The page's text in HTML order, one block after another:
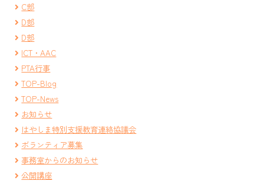
C部
D部
D部
ICT・AAC
PTA行事
TOP-Blog
TOP-News
お知らせ
はやしま特別支援教育連絡協議会
ボランティア募集
事務室からのお知らせ
公開講座